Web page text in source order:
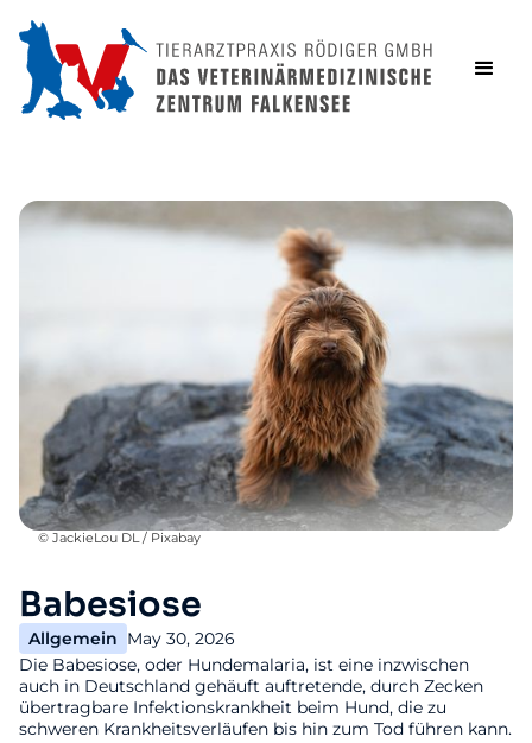
© JackieLou DL / Pixabay
Babesiose
Allgemein May 30, 2026
Die Babesiose, oder Hundemalaria, ist eine inzwischen
auch in Deutschland gehäuft auftretende, durch Zecken
übertragbare Infektionskrankheit beim Hund, die zu
schweren Krankheitsverläufen bis hin zum Tod führen kann.